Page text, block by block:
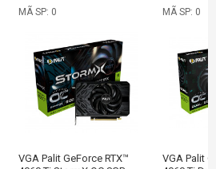
MÃ SP: 0
VGA Palit GeForce RTX™
MÃ SP: 0
VGA Palit